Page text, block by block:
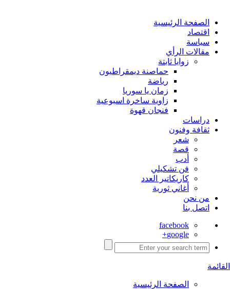
الصفحة الرئيسية
اقتصاد
سياسة
مقالات الرأي
زوايا ثابتة
حماصنة ديمقراطيون
رياضة
زمان يا سوريا
زاوية ساخرة اسبوعية
فنجان قهوة
دراسات
ثقافة وفنون
شعر
قصة
أدب
فن تشكيلي
كاريكاتير العدد
أغاني ثورية
من نحن
اتصل بنا
facebook
google+
القائمة
الصفحة الرئيسية